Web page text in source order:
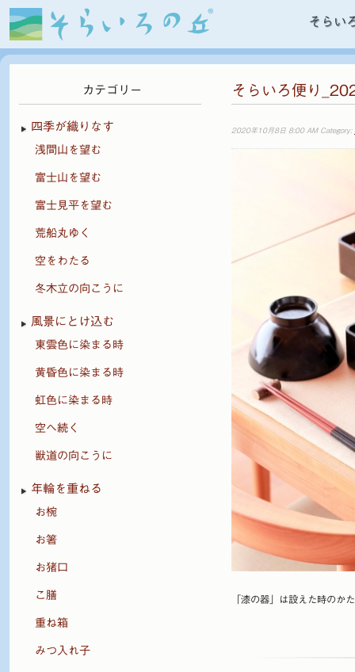
そらい
そらいろ便り
2020年10月8日 8:00 AM Category:
「漆の器」は設えた時のか
カテゴリー
四季が織りなす
浅間山を望む
富士山を望む
富士見平を望む
荒船丸ゆく
空をわたる
冬木立の向こうに
風景にとけ込む
東雲色に染まる時
黄昏色に染まる時
虹色に染まる時
空へ続く
獣道の向こうに
年輪を重ねる
お椀
お箸
お猪口
こ膳
重ね箱
みつ入れ子